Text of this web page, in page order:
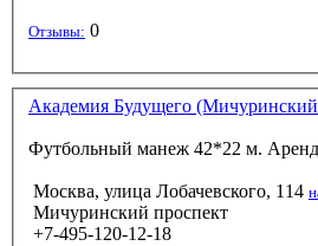
Отзывы: 0
Академия Будущего
Футбольный манеж 42*22 м.
Москва, улица Лобачевского, 114
Мичуринский проспект
+7-495-120-12-18